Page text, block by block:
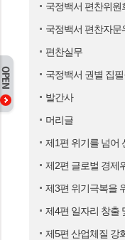
국정백서 편찬위원
국정백서 편찬자문
편찬실무
국정백서 권별 집
발간사
머리글
제1편 위기를 넘어
제2편 글로벌 경제
제3편 위기극복을
제4편 일자리 창출
제5편 산업체질 강